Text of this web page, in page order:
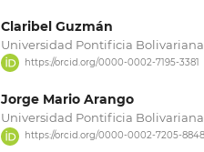
Claribel Guzmán
Universidad Pontificia Bolivariana
https://orcid.org/0000-0002-7195-3381
Jorge Mario Arango
Universidad Pontificia Bolivariana
https://orcid.org/0000-0002-7205-8848